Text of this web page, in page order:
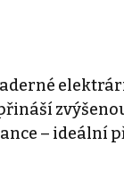
– ideální